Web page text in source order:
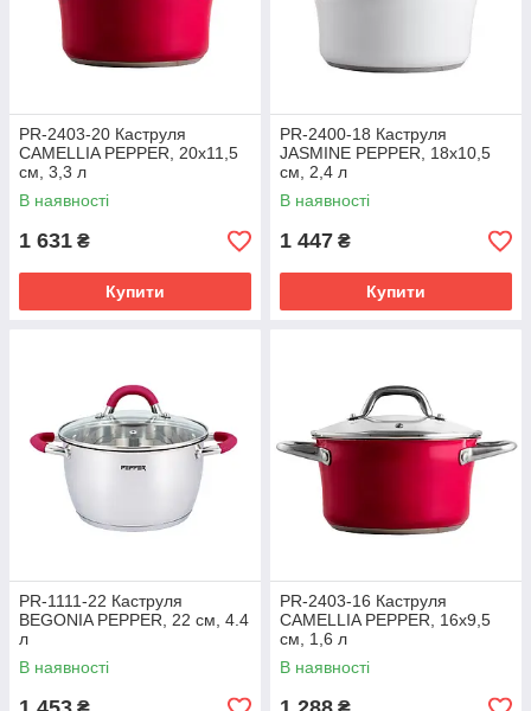
PR-2403-20 Каструля
CAMELLIA PEPPER, 20x11,5
см, 3,3 л
В наявності
1 631 ₴
Купити
PR-2400-18 Каструля
JASMINE PEPPER, 18х10,5
см, 2,4 л
В наявності
1 447 ₴
Купити
PR-1111-22 Каструля
BEGONIA PEPPER, 22 см, 4.4
л
В наявності
PR-2403-16 Каструля
CAMELLIA PEPPER, 16х9,5
см, 1,6 л
В наявності